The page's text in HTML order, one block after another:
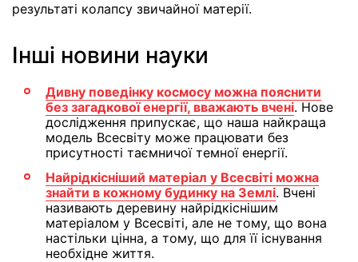
результаті колапсу звичайної матерії.
Інші новини науки
Дивну поведінку космосу можна пояснити
без загадкової енергії, вважають вчені. Нове
дослідження припускає, що наша найкраща
модель Всесвіту може працювати без
присутності таємничої темної енергії.
Найрідкісніший матеріал у Всесвіті можна
знайти в кожному будинку на Землі. Вчені
називають деревину найрідкіснішим
матеріалом у Всесвіті, але не тому, що вона
настільки цінна, а тому, що для її існування
необхідне життя.